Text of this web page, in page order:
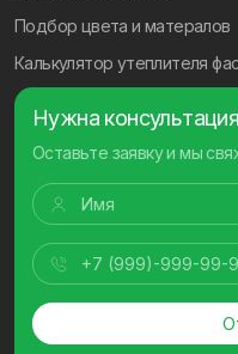
Подбор цвета и матералов
Калькулятор утеплителя
Нужна
Оставьте заявку и мы